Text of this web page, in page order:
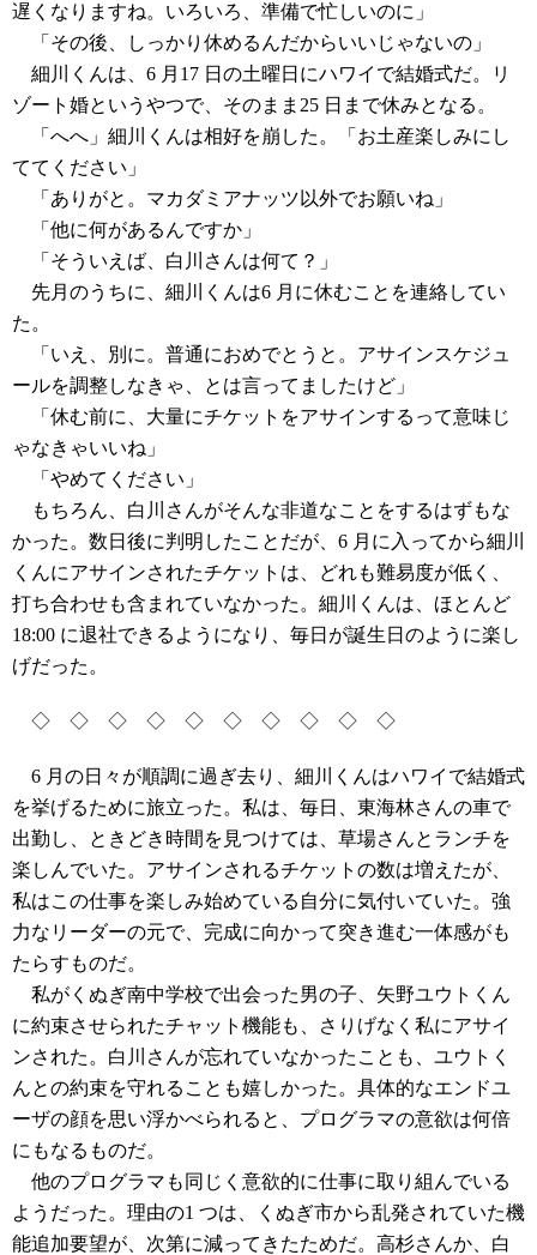
遅くなりますね。いろいろ、準備で忙しいのに」
「その後、しっかり休めるんだからいいじゃないの」
細川くんは、6 月17 日の土曜日にハワイで結婚式だ。リ
ゾート婚というやつで、そのまま25 日まで休みとなる。
「へへ」細川くんは相好を崩した。「お土産楽しみにし
ててください」
「ありがと。マカダミアナッツ以外でお願いね」
「他に何があるんですか」
「そういえば、白川さんは何て？」
先月のうちに、細川くんは6 月に休むことを連絡してい
た。
「いえ、別に。普通におめでとうと。アサインスケジュ
ールを調整しなきゃ、とは言ってましたけど」
「休む前に、大量にチケットをアサインするって意味じ
ゃなきゃいいね」
「やめてください」
もちろん、白川さんがそんな非道なことをするはずもな
かった。数日後に判明したことだが、6 月に入ってから細川
くんにアサインされたチケットは、どれも難易度が低く、
打ち合わせも含まれていなかった。細川くんは、ほとんど
18:00 に退社できるようになり、毎日が誕生日のように楽し
げだった。
◇ ◇ ◇ ◇ ◇ ◇ ◇ ◇ ◇ ◇
6 月の日々が順調に過ぎ去り、細川くんはハワイで結婚式
を挙げるために旅立った。私は、毎日、東海林さんの車で
出勤し、ときどき時間を見つけては、草場さんとランチを
楽しんでいた。アサインされるチケットの数は増えたが、
私はこの仕事を楽しみ始めている自分に気付いていた。強
力なリーダーの元で、完成に向かって突き進む一体感がも
たらすものだ。
私がくぬぎ南中学校で出会った男の子、矢野ユウトくん
に約束させられたチャット機能も、さりげなく私にアサイ
ンされた。白川さんが忘れていなかったことも、ユウトく
んとの約束を守れることも嬉しかった。具体的なエンドユ
ーザの顔を思い浮かべられると、プログラマの意欲は何倍
にもなるものだ。
他のプログラマも同じく意欲的に仕事に取り組んでいる
ようだった。理由の1 つは、くぬぎ市から乱発されていた機
能追加要望が、次第に減ってきたためだ。高杉さんか、白